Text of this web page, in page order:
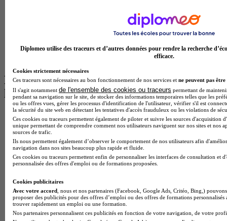
BTS Communication à Bordeaux
BTS Communication à Lyon
Les intitulés de diplôme par alternance
les plus recherchés
BTS Esf en alternance
BTS Dietetique en alternance
BTS Mco en alternance
BTS Pi en alternance
BTS Sp3s en alternance
Master CCA en alternance
BTS Sam en alternance
Cap Fleuriste en alternance
BTS Sio en alternance
MSc Marketing Digital en alternance
BTS Gpme en alternance
Diplomeo utilise des traceurs et d’autres données pour rendre la recherche
efficace.
Cookies strictement nécessaires
Ces traceurs sont nécessaires au bon fonctionnement de nos services et ne peuvent pas être
Il s'agit notamment de l'ensemble des cookies ou traceurs permettant de
pendant sa navigation sur le site, de stocker des informations temporaires telles que les
ou les offres vues, gérer les processus d'identification de l'utilisateur, vérifier s'il est
la sécurité du site web en détectant les tentatives d'accès frauduleux ou les violations de
Ces cookies ou traceurs permettent également de piloter et suivre les sources d'acquisition
unique permettant de comprendre comment nos utilisateurs naviguent sur nos sites et nos
sources de trafic.
Ils nous permettent également d’observer le comportement de nos utilisateurs afin
navigation dans nos sites beaucoup plus rapide et fluide.
Ces cookies ou traceurs permettent enfin de personnaliser les interfaces de consultation et
personnalisée des offres d'emploi ou de formations proposées.
Cookies publicitaires
Avec votre accord , nous et nos partenaires (Facebook, Google Ads, Critéo, Bing,)
proposer des publicités pour des offres d’emploi ou des offres de formations
trouver rapidement un emploi ou une formation.
Nos partenaires personnalisent ces publicités en fonction de votre navigation, de votre